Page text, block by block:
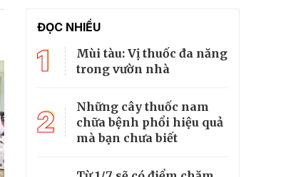
ĐỌC NHIỀU
1
Mùi tàu: Vị thuốc đa năng
trong vườn nhà
2
Những cây thuốc nam
chữa bệnh phổi hiệu quả
mà bạn chưa biết